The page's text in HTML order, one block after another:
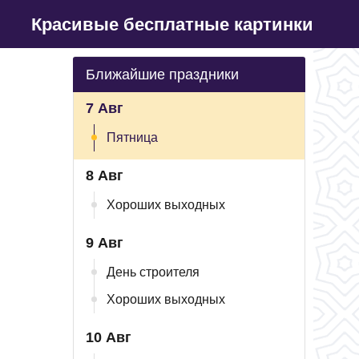
Красивые бесплатные картинки
Ближайшие праздники
7 Авг
Пятница
8 Авг
Хороших выходных
9 Авг
День строителя
Хороших выходных
10 Авг